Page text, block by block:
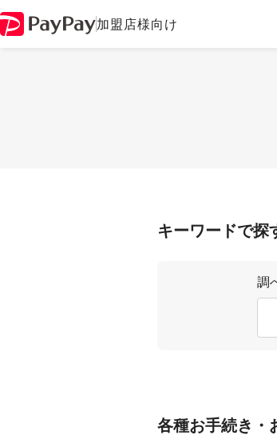
加盟店様向け
キーワードで探
調
各種お手続き・